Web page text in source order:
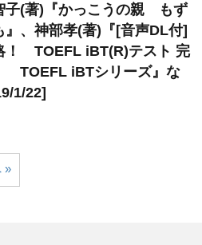
子(著)『かっこうの親 もず
』、神部孝(著)『[音声DL付]
！ TOEFL iBT(R)テスト 完
TOEFL iBTシリーズ』な
1/22]
»